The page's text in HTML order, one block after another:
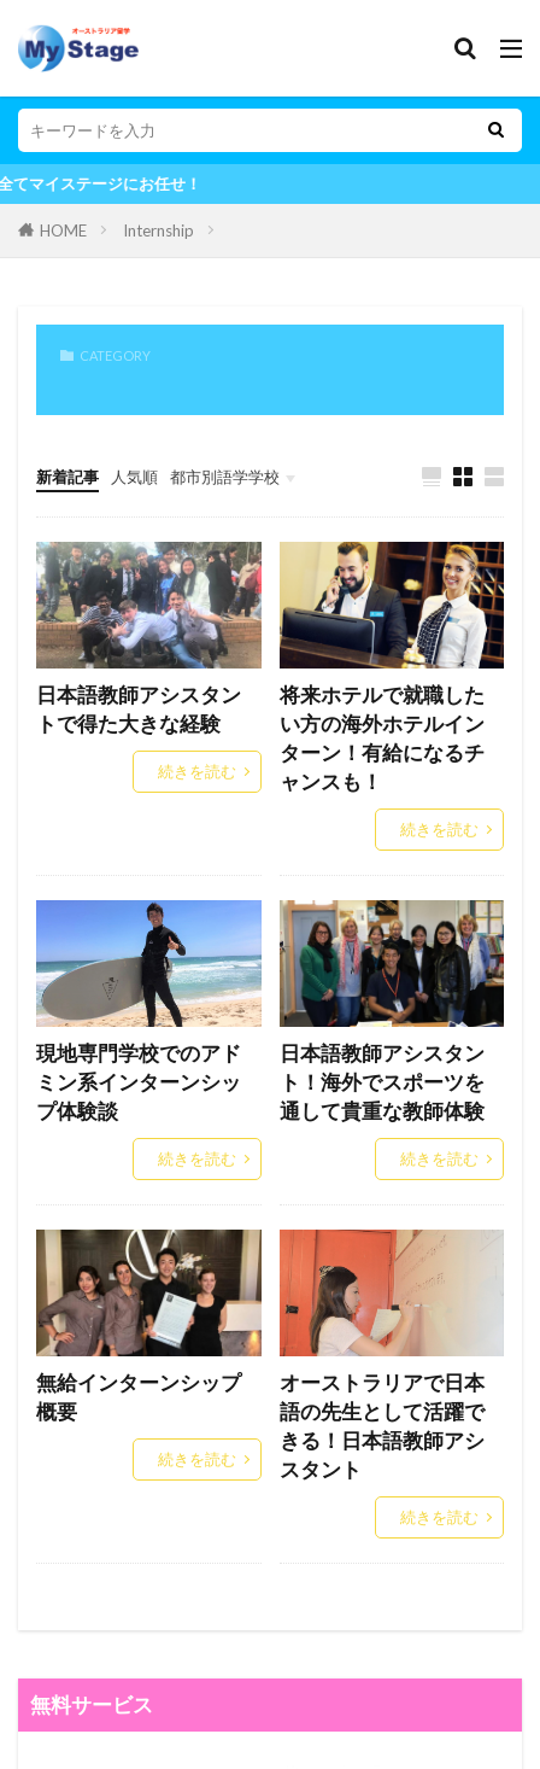
せ！
HOME Internship
CATEGORY
新着記事 人気順 都市別語学学校
Melbourne
Uncategorised
日本語教師アシスタン
トで得た大きな経験
続きを読む
将来ホテルで就職した
い方の海外ホテルイン
ターン！有給になるチ
ャンスも！
続きを読む
現地専門学校でのアド
ミン系インターンシッ
プ体験談
続きを読む
日本語教師アシスタン
ト！海外でスポーツを
通して貴重な教師体験
続きを読む
無給インターンシップ
概要
続きを読む
オーストラリアで日本
語の先生として活躍で
きる！日本語教師アシ
スタント
続きを読む
無料サービス